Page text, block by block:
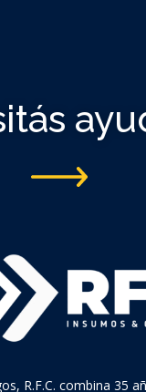
R.F.C. combina 35